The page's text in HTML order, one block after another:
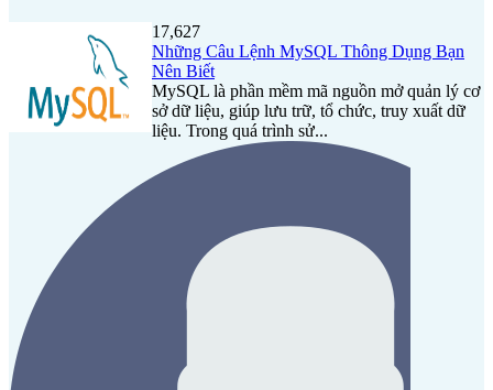
17,627
Những Câu Lệnh MySQL Thông Dụng Bạn
Nên Biết
MySQL là phần mềm mã nguồn mở quản lý cơ
sở dữ liệu, giúp lưu trữ, tổ chức, truy xuất dữ
liệu. Trong quá trình sử...